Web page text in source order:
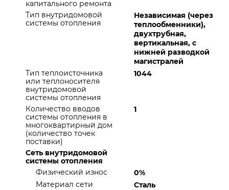
капитального ремонта
Тип внутридомовой
системы отопления
Независимая (через
теплообменники),
двухтрубная,
вертикальная, с
нижней разводкой
магистралей
Тип теплоисточника
или теплоносителя
внутридомовой
системы отопления
1044
Количество вводов
системы отопления в
многоквартирный дом
(количество точек
поставки)
1
Сеть внутридомовой
системы отопления
Физический износ
0%
Материал сети
Сталь